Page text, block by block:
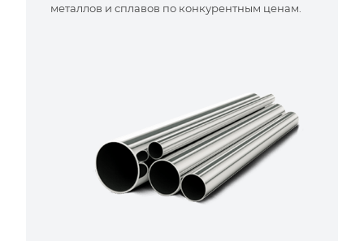
металлов и сплавов по конкурентным ценам.